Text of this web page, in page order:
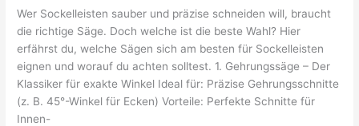
Wer Sockelleisten sauber und präzise schneiden will, braucht
die richtige Säge. Doch welche ist die beste Wahl? Hier
erfährst du, welche Sägen sich am besten für Sockelleisten
eignen und worauf du achten solltest. 1. Gehrungssäge – Der
Klassiker für exakte Winkel Ideal für: Präzise Gehrungsschnitte
(z. B. 45°-Winkel für Ecken) Vorteile: Perfekte Schnitte für
Innen-